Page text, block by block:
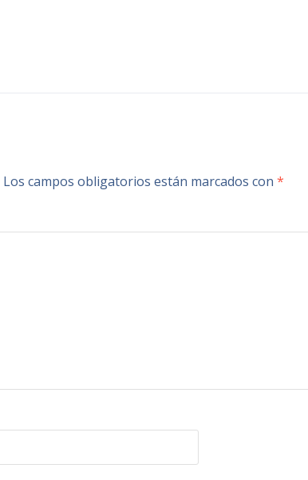
Los campos obligatorios están marcados con *